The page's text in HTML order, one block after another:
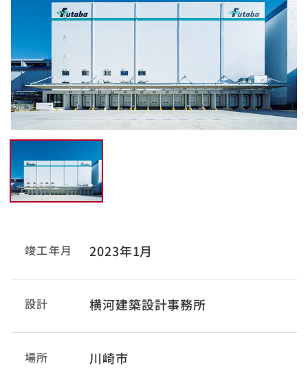
竣工年月 2023年1月
設計 横河建築設計事務所
場所 川崎市